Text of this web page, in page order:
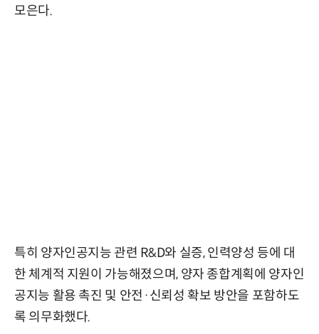
모은다.
특히 양자인공지능 관련 R&D와 실증, 인력양성 등에 대
한 체계적 지원이 가능해졌으며, 양자 종합계획에 양자인
공지능 활용 촉진 및 안전·신뢰성 확보 방안을 포함하도
록 의무화했다.